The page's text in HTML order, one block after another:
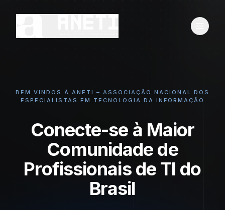
BEM VINDOS À ANETI – ASSOCIAÇÃO NACIONAL DOS
ESPECIALISTAS EM TECNOLOGIA DA INFORMAÇÃO
Conecte-se à Maior
Comunidade de
Profissionais de TI do
Brasil